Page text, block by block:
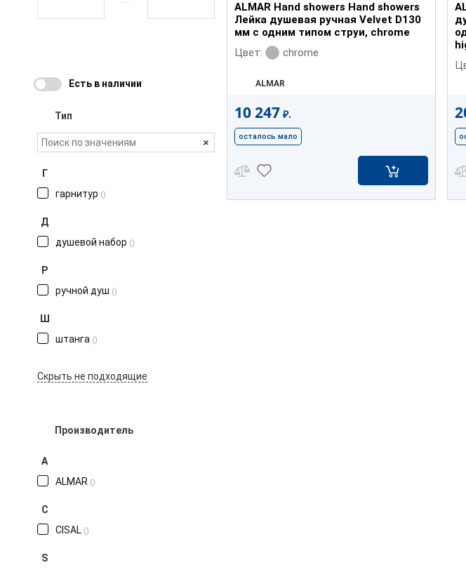
Есть в наличии
Тип
+
Г
гарнитур ()
Д
душевой набор ()
Р
ручной душ ()
Ш
штанга ()
Производитель
A
ALMAR ()
C
CISAL ()
S
ALMAR Hand showers Hand showers
Лейка душевая ручная Velvet D130
мм с одним типом струи, chrome
Цвет:
chrome
ALMAR
10 247 ₽.
осталось мало